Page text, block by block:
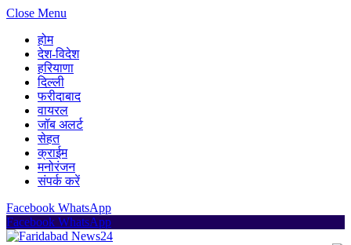
Close Menu
होम
देश-विदेश
हरियाणा
दिल्ली
फरीदाबाद
वायरल
जॉब अलर्ट
सेहत
क्राईम
मनोरंजन
संपर्क करें
Facebook WhatsApp
Facebook WhatsApp